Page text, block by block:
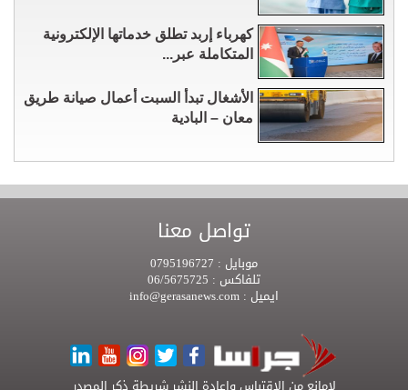
كهرباء إربد تطلق خدماتها الإلكترونية
المتكاملة عبر...
الأشغال تبدأ السبت أعمال صيانة طريق
معان – البادية
تواصل معنا
موبايل :
تلفاكس :
ايميل :